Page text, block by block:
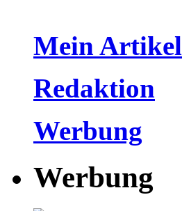
Mein Artikel
Redaktion
Werbung
Werbung